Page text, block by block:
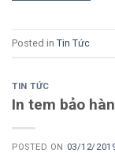
Posted in Tin Tức
TIN TỨC
In tem bảo
POSTED ON 03/12/